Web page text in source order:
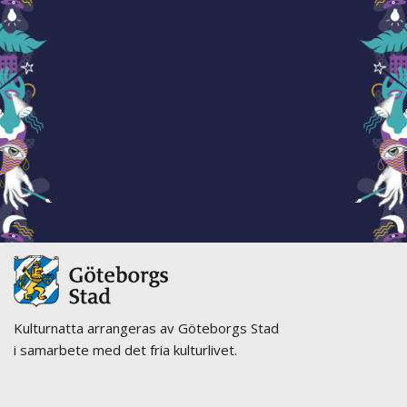
Kulturnatta arrangeras av Göteborgs Stad
i samarbete med det fria kulturlivet.